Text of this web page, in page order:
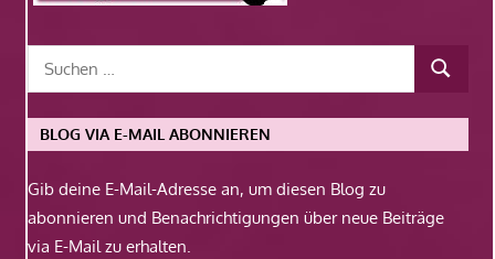
BLOG VIA E-MAIL ABONNIEREN
Gib deine E-Mail-Adresse an, um diesen Blog zu
abonnieren und Benachrichtigungen über neue Beiträge
via E-Mail zu erhalten.